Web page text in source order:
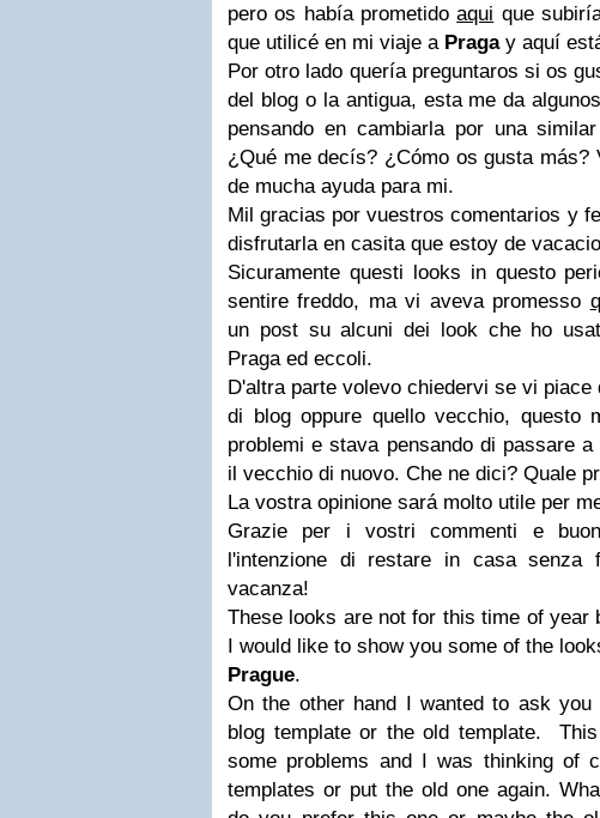
pero os había prometidoaqui que
que utilicé en mi viaje a Pragay aquí
Por otro lado quería preguntaros si os
del blog o la antigua, esta me da
pensando en cambiarla por una
¿Qué me decís? ¿Cómo os gusta más?
de mucha ayuda para mi.
Mil gracias por vuestros comentarios y
disfrutarla en casita que estoy de
Sicuramente questi looks in questo
sentire freddo, ma vi aveva promesso
un post su alcuni dei look che ho
Praga ed eccoli.
D'altra parte volevo chiedervi se vi piace
di blog oppure quello vecchio, questo
problemi e stava pensando di passare
il vecchio di nuovo. Che ne dici? Quale
La vostra opinione sará molto utile per
Grazie per i vostri commenti e
l'intenzione di restare in casa senza
vacanza!
These looks are not for this time of year
I would like to show you some of the
Prague.
On the other hand I wanted to ask
blog template or the old template.
some problems and I was thinking of
templates or put the old one again.